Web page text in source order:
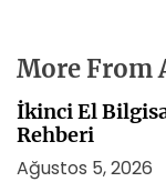
More From
İkinci El
Rehberi
Ağustos 5, 2026